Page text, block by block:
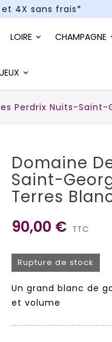
4X sans frais*
LOIRE CHAMPAGNE
Perdrix Nuits-Saint-
Domaine
Saint-
Terres
90,00 € TTC
Rupture de stock
Un grand blanc de
et volume